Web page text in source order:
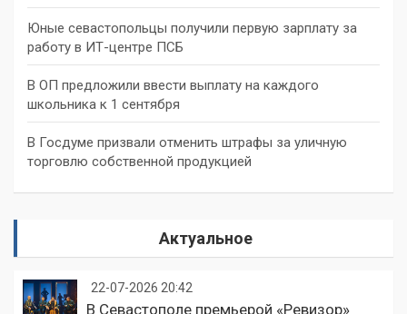
Юные севастопольцы получили первую зарплату за
работу в ИТ-центре ПСБ
В ОП предложили ввести выплату на каждого
школьника к 1 сентября
В Госдуме призвали отменить штрафы за уличную
торговлю собственной продукцией
Актуальное
22-07-2026 20:42
В Севастополе премьерой «Ревизор»